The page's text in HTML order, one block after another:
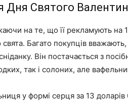
Дня Святого
на те, що її рекламують на
свята. Багато покупців
Він постачається з
так і солоних, але
у формі серця за 13 доларів